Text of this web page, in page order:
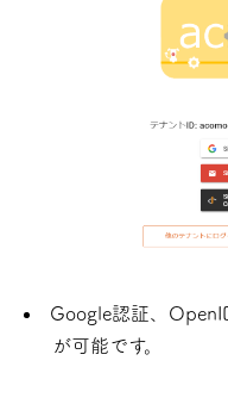
Google認証、
が可能です。